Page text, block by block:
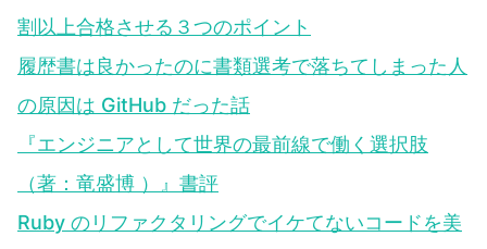
割以上合格させる３つのポイント
履歴書は良かったのに書類選考で落ちてしまった人
の原因は GitHub だった話
『エンジニアとして世界の最前線で働く選択肢
（著：竜盛博 ）』書評
Ruby のリファクタリングでイケてないコードを美